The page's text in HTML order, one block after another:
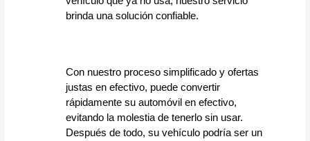
brinda una solución confiable.
Con nuestro proceso simplificado y ofertas
justas en efectivo, puede convertir
rápidamente su automóvil en efectivo,
evitando la molestia de tenerlo sin usar.
Después de todo, su vehículo podría ser un